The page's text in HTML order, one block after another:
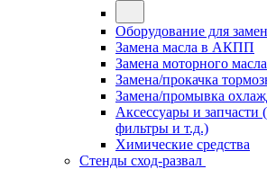
Оборудование для
Замена масла в АКПП
Замена моторного масла
Замена/прокачка
Замена/промывка
Аксессуары и запчасти
фильтры и т.д.)
Химические средства
Стенды сход-развал